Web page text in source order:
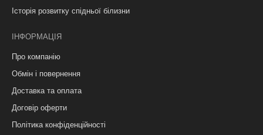
Історія розвитку спідньої білизни
ІНФОРМАЦІЯ
Про компанію
Обмін і повернення
Доставка та оплата
Договір оферти
Політика конфіденційності